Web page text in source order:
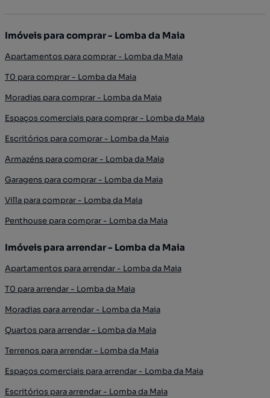
Imóveis para comprar - Lomba da Maia
Apartamentos para comprar - Lomba da Maia
T0 para comprar - Lomba da Maia
Moradias para comprar - Lomba da Maia
Espaços comerciais para comprar - Lomba da Maia
Escritórios para comprar - Lomba da Maia
Armazéns para comprar - Lomba da Maia
Garagens para comprar - Lomba da Maia
Villa para comprar - Lomba da Maia
Penthouse para comprar - Lomba da Maia
Imóveis para arrendar - Lomba da Maia
Apartamentos para arrendar - Lomba da Maia
T0 para arrendar - Lomba da Maia
Moradias para arrendar - Lomba da Maia
Quartos para arrendar - Lomba da Maia
Terrenos para arrendar - Lomba da Maia
Espaços comerciais para arrendar - Lomba da Maia
Escritórios para arrendar - Lomba da Maia